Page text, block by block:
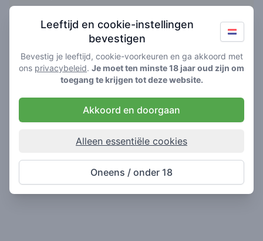
Leeftijd en cookie-instellingen
bevestigen
Bevestig je leeftijd, cookie-voorkeuren en ga akkoord met
ons privacybeleid. Je moet ten minste 18 jaar oud zijn om
toegang te krijgen tot deze website.
Akkoord en doorgaan
Alleen essentiële cookies
Oneens / onder 18